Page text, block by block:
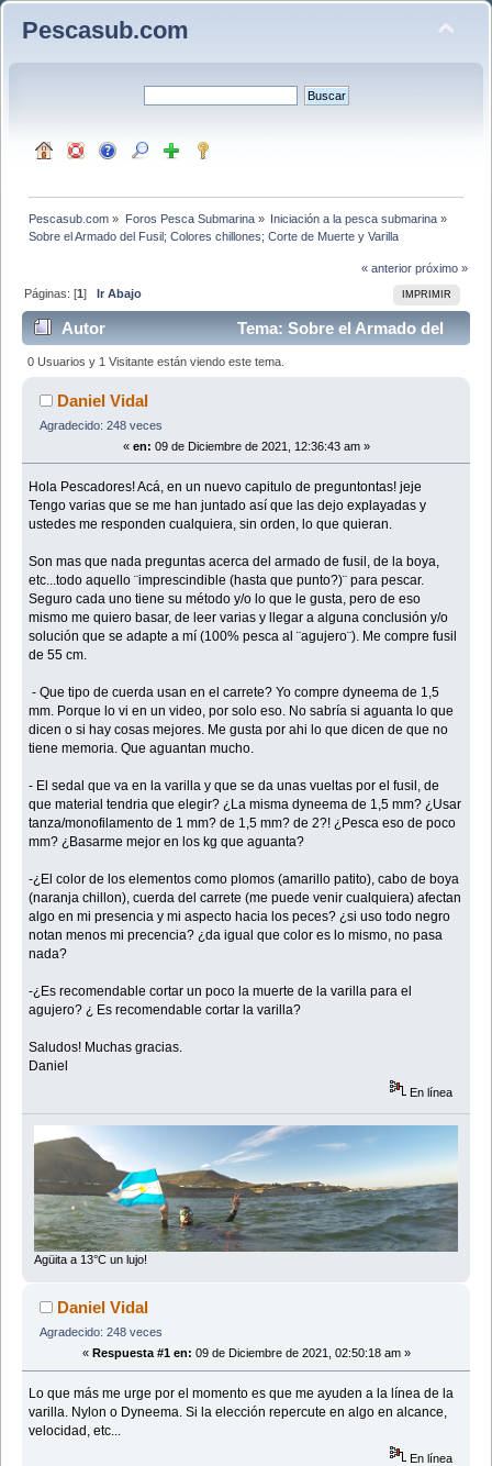
Pescasub.com
Pescasub.com » Foros Pesca Submarina» Iniciación a la pesca submarina»
Sobre el Armado del Fusil; Colores chillones; Corte de Muerte y Varilla
« anterior próximo »
IMPRIMIR
Páginas: [1]Ir Abajo
Autor
Tema: Sobre el Armado del
Fusil; Colores chillones; Corte de Muerte y Varilla
(Leído 9561 veces)
0 Usuarios y 1 Visitante están viendo este tema.
Daniel Vidal
Agradecido: 248 veces
« en: 09 de Diciembre de 2021, 12:36:43 am »
Hola Pescadores! Acá, en un nuevo capitulo de preguntontas! jeje
Tengo varias que se me han juntado así que las dejo explayadas y
ustedes me responden cualquiera, sin orden, lo que quieran.
Son mas que nada preguntas acerca del armado de fusil, de la boya,
etc...todo aquello ¨imprescindible (hasta que punto?)¨ para pescar.
Seguro cada uno tiene su método y/o lo que le gusta, pero de eso
mismo me quiero basar, de leer varias y llegar a alguna conclusión y/o
solución que se adapte a mí (100% pesca al ¨agujero¨). Me compre fusil
de 55 cm.
- Que tipo de cuerda usan en el carrete? Yo compre dyneema de 1,5
mm. Porque lo vi en un video, por solo eso. No sabría si aguanta lo que
dicen o si hay cosas mejores. Me gusta por ahi lo que dicen de que no
tiene memoria. Que aguantan mucho.
- El sedal que va en la varilla y que se da unas vueltas por el fusil, de
que material tendria que elegir? ¿La misma dyneema de 1,5 mm? ¿Usar
tanza/monofilamento de 1 mm? de 1,5 mm? de 2?! ¿Pesca eso de poco
mm? ¿Basarme mejor en los kg que aguanta?
-¿El color de los elementos como plomos (amarillo patito), cabo de boya
(naranja chillon), cuerda del carrete (me puede venir cualquiera) afectan
algo en mi presencia y mi aspecto hacia los peces? ¿si uso todo negro
notan menos mi precencia? ¿da igual que color es lo mismo, no pasa
nada?
-¿Es recomendable cortar un poco la muerte de la varilla para el
agujero? ¿ Es recomendable cortar la varilla?
Saludos! Muchas gracias.
Daniel
En línea
Agüita a 13°C un lujo!
Daniel Vidal
Agradecido: 248 veces
« Respuesta #1 en: 09 de Diciembre de 2021, 02:50:18 am »
Lo que más me urge por el momento es que me ayuden a la línea de la
varilla. Nylon o Dyneema. Si la elección repercute en algo en alcance,
velocidad, etc...
En línea